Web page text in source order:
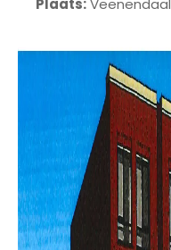
Plaats:Veenendaal